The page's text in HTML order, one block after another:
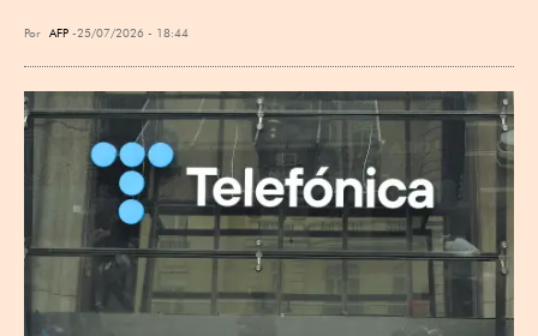
Por AFP 25/07/2026 - 18:44